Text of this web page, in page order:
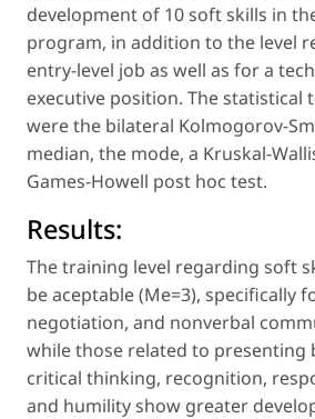
development of 10 soft skills in
program, in addition to the level
entry-level job as well as for a
executive position. The statistical
were the bilateral Kolmogorov-
median, the mode, a Kruskal-
Games-Howell post hoc test.
Results:
The training level regarding soft
be aceptable (Me=3), specifically
negotiation, and nonverbal
while those related to presenting
critical thinking, recognition,
and humility show greater